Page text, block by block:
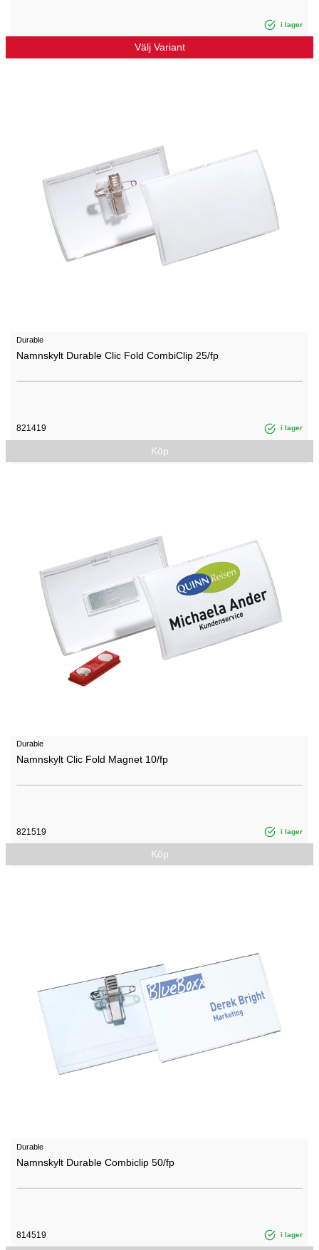
i lager
Välj Variant
Durable
Namnskylt Durable Clic Fold CombiClip 25/fp
821419 i lager
Köp
Durable
Namnskylt Clic Fold Magnet 10/fp
821519 i lager
Köp
Durable
Namnskylt Durable Combiclip 50/fp
814519 i lager